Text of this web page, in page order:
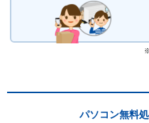
パソコン無料